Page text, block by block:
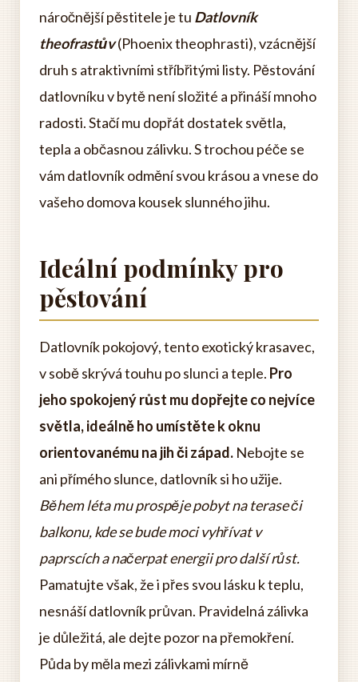
náročnější pěstitele je tu Datlovník
theofrastův(Phoenix theophrasti), vzácnější
druh s atraktivními stříbřitými listy. Pěstování
datlovníku v bytě není složité a přináší mnoho
radosti. Stačí mu dopřát dostatek světla,
tepla a občasnou zálivku. S trochou péče se
vám datlovník odmění svou krásou a vnese do
vašeho domova kousek slunného jihu.
Ideální podmínky pro
pěstování
Datlovník pokojový, tento exotický krasavec,
v sobě skrývá touhu po slunci a teple. Pro
jeho spokojený růst mu dopřejte co nejvíce
světla, ideálně ho umístěte k oknu
orientovanému na jih či západ. Nebojte se
ani přímého slunce, datlovník si ho užije.
Během léta mu prospěje pobyt na terase či
balkonu, kde se bude moci vyhřívat v
paprscích a načerpat energii pro další růst.
Pamatujte však, že i přes svou lásku k teplu,
nesnáší datlovník průvan. Pravidelná zálivka
je důležitá, ale dejte pozor na přemokření.
Půda by měla mezi zálivkami mírně